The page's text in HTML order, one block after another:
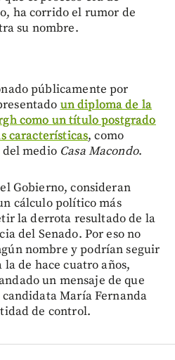
ha corrido el rumor de
su nombre.
públicamente por
un diploma de la
como un título postgrado
características, como
medio Casa Macondo.
Gobierno, consideran
cálculo político más
la derrota resultado de la
del Senado. Por eso no
nombre y podrían seguir
de hace cuatro años,
un mensaje de que
María Fernanda
de control.